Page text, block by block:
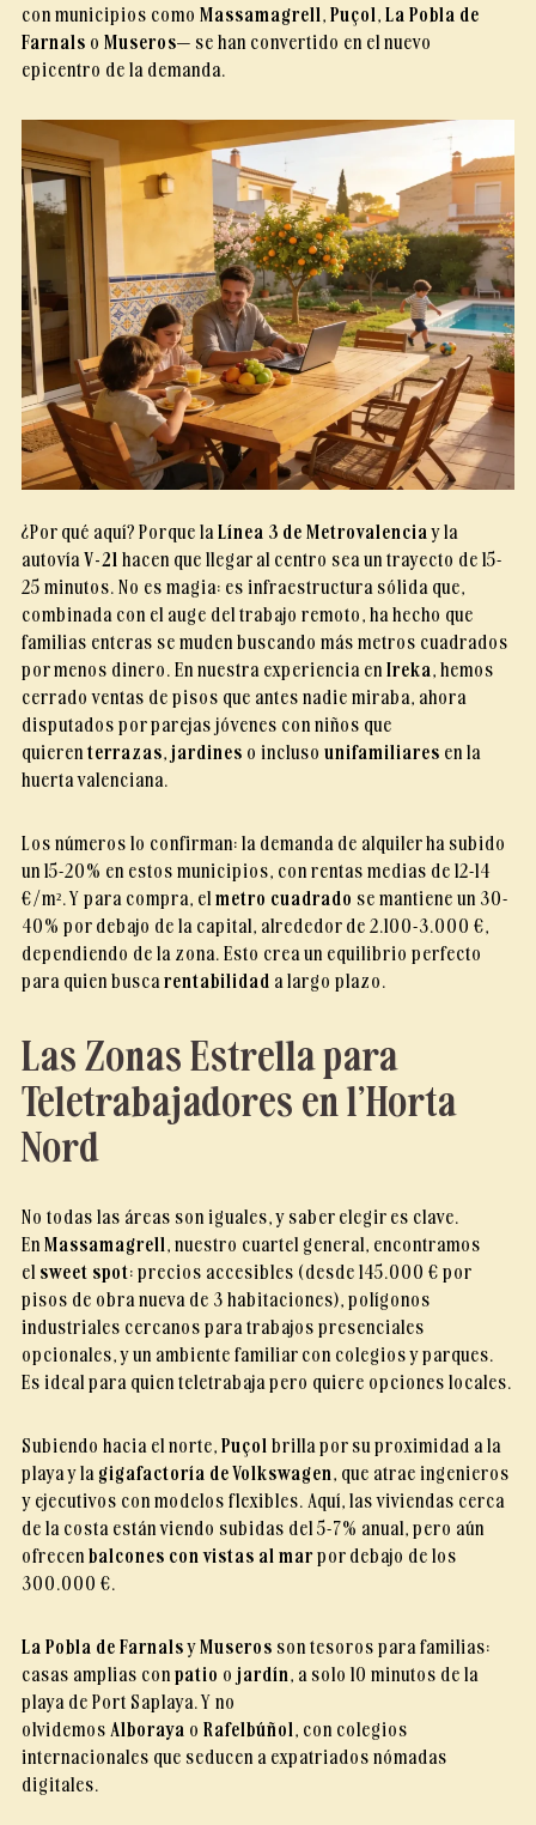
con municipios como Massamagrell, Puçol, La Pobla de
Farnals o Museros— se han convertido en el nuevo
epicentro de la demanda.
¿Por qué aquí? Porque la Línea 3 de Metrovalencia y la
autovía V-21 hacen que llegar al centro sea un trayecto de 15-
25 minutos. No es magia: es infraestructura sólida que,
combinada con el auge del trabajo remoto, ha hecho que
familias enteras se muden buscando más metros cuadrados
por menos dinero. En nuestra experiencia en Ireka, hemos
cerrado ventas de pisos que antes nadie miraba, ahora
disputados por parejas jóvenes con niños que
quieren terrazas, jardines o incluso unifamiliares en la
huerta valenciana.
Los números lo confirman: la demanda de alquiler ha subido
un 15-20% en estos municipios, con rentas medias de 12-14
€/m². Y para compra, el metro cuadrado se mantiene un 30-
40% por debajo de la capital, alrededor de 2.100-3.000 €,
dependiendo de la zona. Esto crea un equilibrio perfecto
para quien busca rentabilidad a largo plazo.
Las Zonas Estrella para
Teletrabajadores en l’Horta
Nord
No todas las áreas son iguales, y saber elegir es clave.
En Massamagrell, nuestro cuartel general, encontramos
el sweet spot: precios accesibles (desde 145.000 € por
pisos de obra nueva de 3 habitaciones), polígonos
industriales cercanos para trabajos presenciales
opcionales, y un ambiente familiar con colegios y parques.
Es ideal para quien teletrabaja pero quiere opciones locales.
Subiendo hacia el norte, Puçol brilla por su proximidad a la
playa y la gigafactoría de Volkswagen, que atrae ingenieros
y ejecutivos con modelos flexibles. Aquí, las viviendas cerca
de la costa están viendo subidas del 5-7% anual, pero aún
ofrecen balcones con vistas al marpor debajo de los
300.000 €.
La Pobla de FarnalsyMuseros son tesoros para familias:
casas amplias con patio o jardín, a solo 10 minutos de la
playa de Port Saplaya. Y no
olvidemos Alboraya o Rafelbúñol, con colegios
internacionales que seducen a expatriados nómadas
digitales.